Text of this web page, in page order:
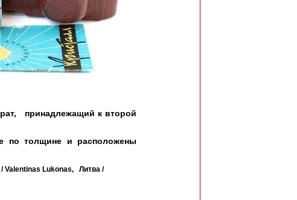
принадлежащий к второй
по толщине и расположены
Lukonas, Литва /